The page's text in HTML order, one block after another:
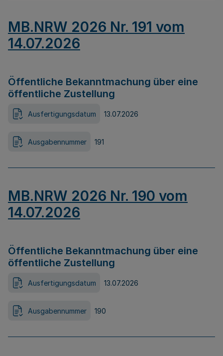
MB.NRW 2026 Nr. 191 vom
14.07.2026
Öffentliche Bekanntmachung über eine
öffentliche Zustellung
Ausfertigungsdatum 13.07.2026
Ausgabennummer 191
MB.NRW 2026 Nr. 190 vom
14.07.2026
Öffentliche Bekanntmachung über eine
öffentliche Zustellung
Ausfertigungsdatum 13.07.2026
Ausgabennummer 190